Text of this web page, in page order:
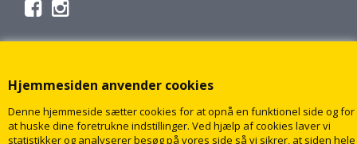
Hjemmesiden anvender cookies
Denne hjemmeside sætter cookies for at opnå en funktionel side og for
at huske dine foretrukne indstillinger. Ved hjælp af cookies laver vi
statistikker og analyserer besøg på vores side så vi sikrer, at siden hele